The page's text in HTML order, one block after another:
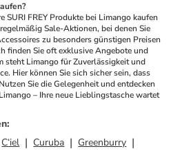
SURI FREY Produkte bei Limango kaufen
Sale-Aktionen, bei denen Sie
zu besonders günstigen Preisen
finden Sie oft exklusive Angebote und
steht Limango für Zuverlässigkeit und
Hier können Sie sich sicher sein, dass
Sie die Gelegenheit und entdecken
– Ihre neue Lieblingstasche wartet
:
C‘iel Curuba
Greenburry